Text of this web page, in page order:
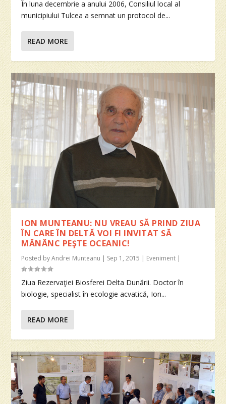
În luna decembrie a anului 2006, Consiliul local al
municipiului Tulcea a semnat un protocol de...
READ MORE
ION MUNTEANU: NU VREAU SĂ PRIND ZIUA
ÎN CARE ÎN DELTĂ VOI FI INVITAT SĂ
MĂNÂNC PEŞTE OCEANIC!
Posted byAndrei Munteanu | Sep 1, 2015 | Eveniment |
Ziua Rezervaţiei Biosferei Delta Dunării. Doctor în
biologie, specialist în ecologie acvatică, Ion...
READ MORE